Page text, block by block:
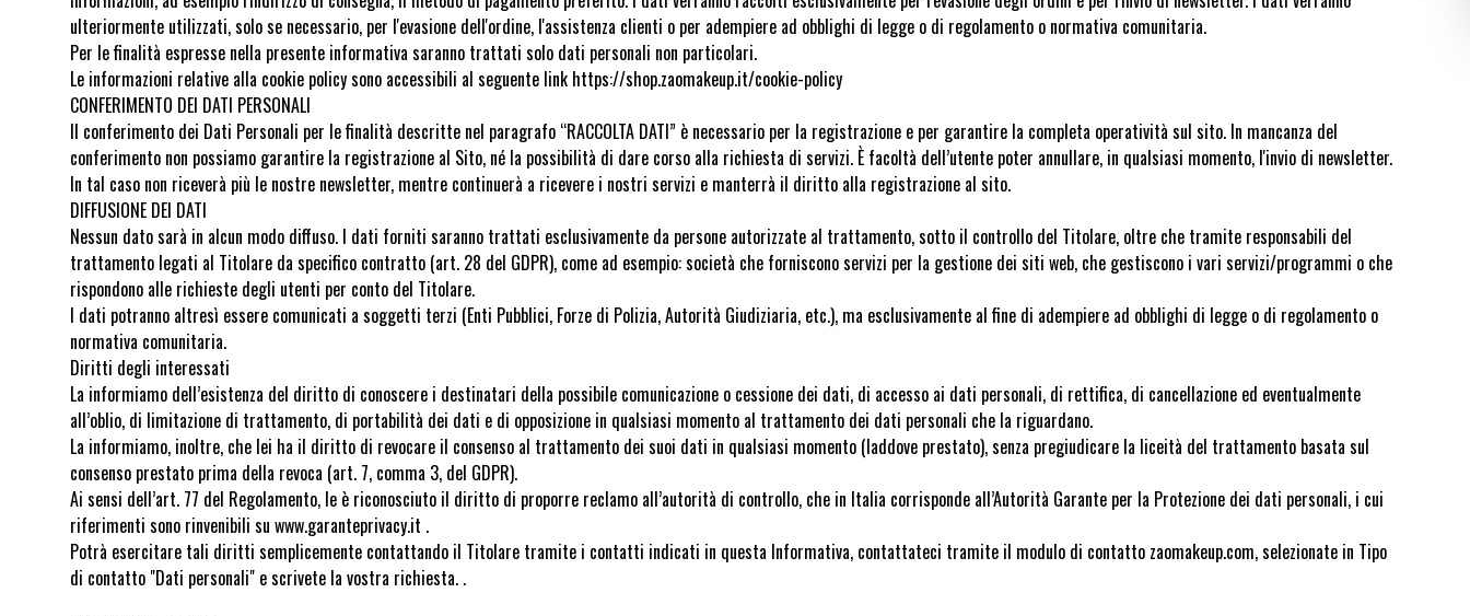
ulteriormente utilizzati, solo se necessario, per l'evasione dell'ordine, l'assistenza clienti o per adempiere ad obblighi di legge o di regolamento o normativa comunitaria.
Per le finalità espresse nella presente informativa saranno trattati solo dati personali non particolari.
Le informazioni relative alla cookie policy sono accessibili al seguente link https://shop.zaomakeup.it/cookie-policy
CONFERIMENTO DEI DATI PERSONALI
Il conferimento dei Dati Personali per le finalità descritte nel paragrafo “RACCOLTA DATI” è necessario per la registrazione e per garantire la completa operatività sul sito. In mancanza del
conferimento non possiamo garantire la registrazione al Sito, né la possibilità di dare corso alla richiesta di servizi. È facoltà dell’utente poter annullare, in qualsiasi momento, l'invio di newsletter.
In tal caso non riceverà più le nostre newsletter, mentre continuerà a ricevere i nostri servizi e manterrà il diritto alla registrazione al sito.
DIFFUSIONE DEI DATI
Nessun dato sarà in alcun modo diffuso. I dati forniti saranno trattati esclusivamente da persone autorizzate al trattamento, sotto il controllo del Titolare, oltre che tramite responsabili del
trattamento legati al Titolare da specifico contratto (art. 28 del GDPR), come ad esempio: società che forniscono servizi per la gestione dei siti web, che gestiscono i vari servizi/programmi o che
rispondono alle richieste degli utenti per conto del Titolare.
I dati potranno altresì essere comunicati a soggetti terzi (Enti Pubblici, Forze di Polizia, Autorità Giudiziaria, etc.), ma esclusivamente al fine di adempiere ad obblighi di legge o di regolamento o
normativa comunitaria.
Diritti degli interessati
La informiamo dell’esistenza del diritto di conoscere i destinatari della possibile comunicazione o cessione dei dati, di accesso ai dati personali, di rettifica, di cancellazione ed eventualmente
all’oblio, di limitazione di trattamento, di portabilità dei dati e di opposizione in qualsiasi momento al trattamento dei dati personali che la riguardano.
La informiamo, inoltre, che lei ha il diritto di revocare il consenso al trattamento dei suoi dati in qualsiasi momento (laddove prestato), senza pregiudicare la liceità del trattamento basata sul
consenso prestato prima della revoca (art. 7, comma 3, del GDPR).
Ai sensi dell’art. 77 del Regolamento, le è riconosciuto il diritto di proporre reclamo all’autorità di controllo, che in Italia corrisponde all’Autorità Garante per la Protezione dei dati personali, i cui
riferimenti sono rinvenibili su www.garanteprivacy.it .
Potrà esercitare tali diritti semplicemente contattando il Titolare tramite i contatti indicati in questa Informativa, contattateci tramite il modulo di contatto zaomakeup.com, selezionate in Tipo
di contatto "Dati personali" e scrivete la vostra richiesta. .